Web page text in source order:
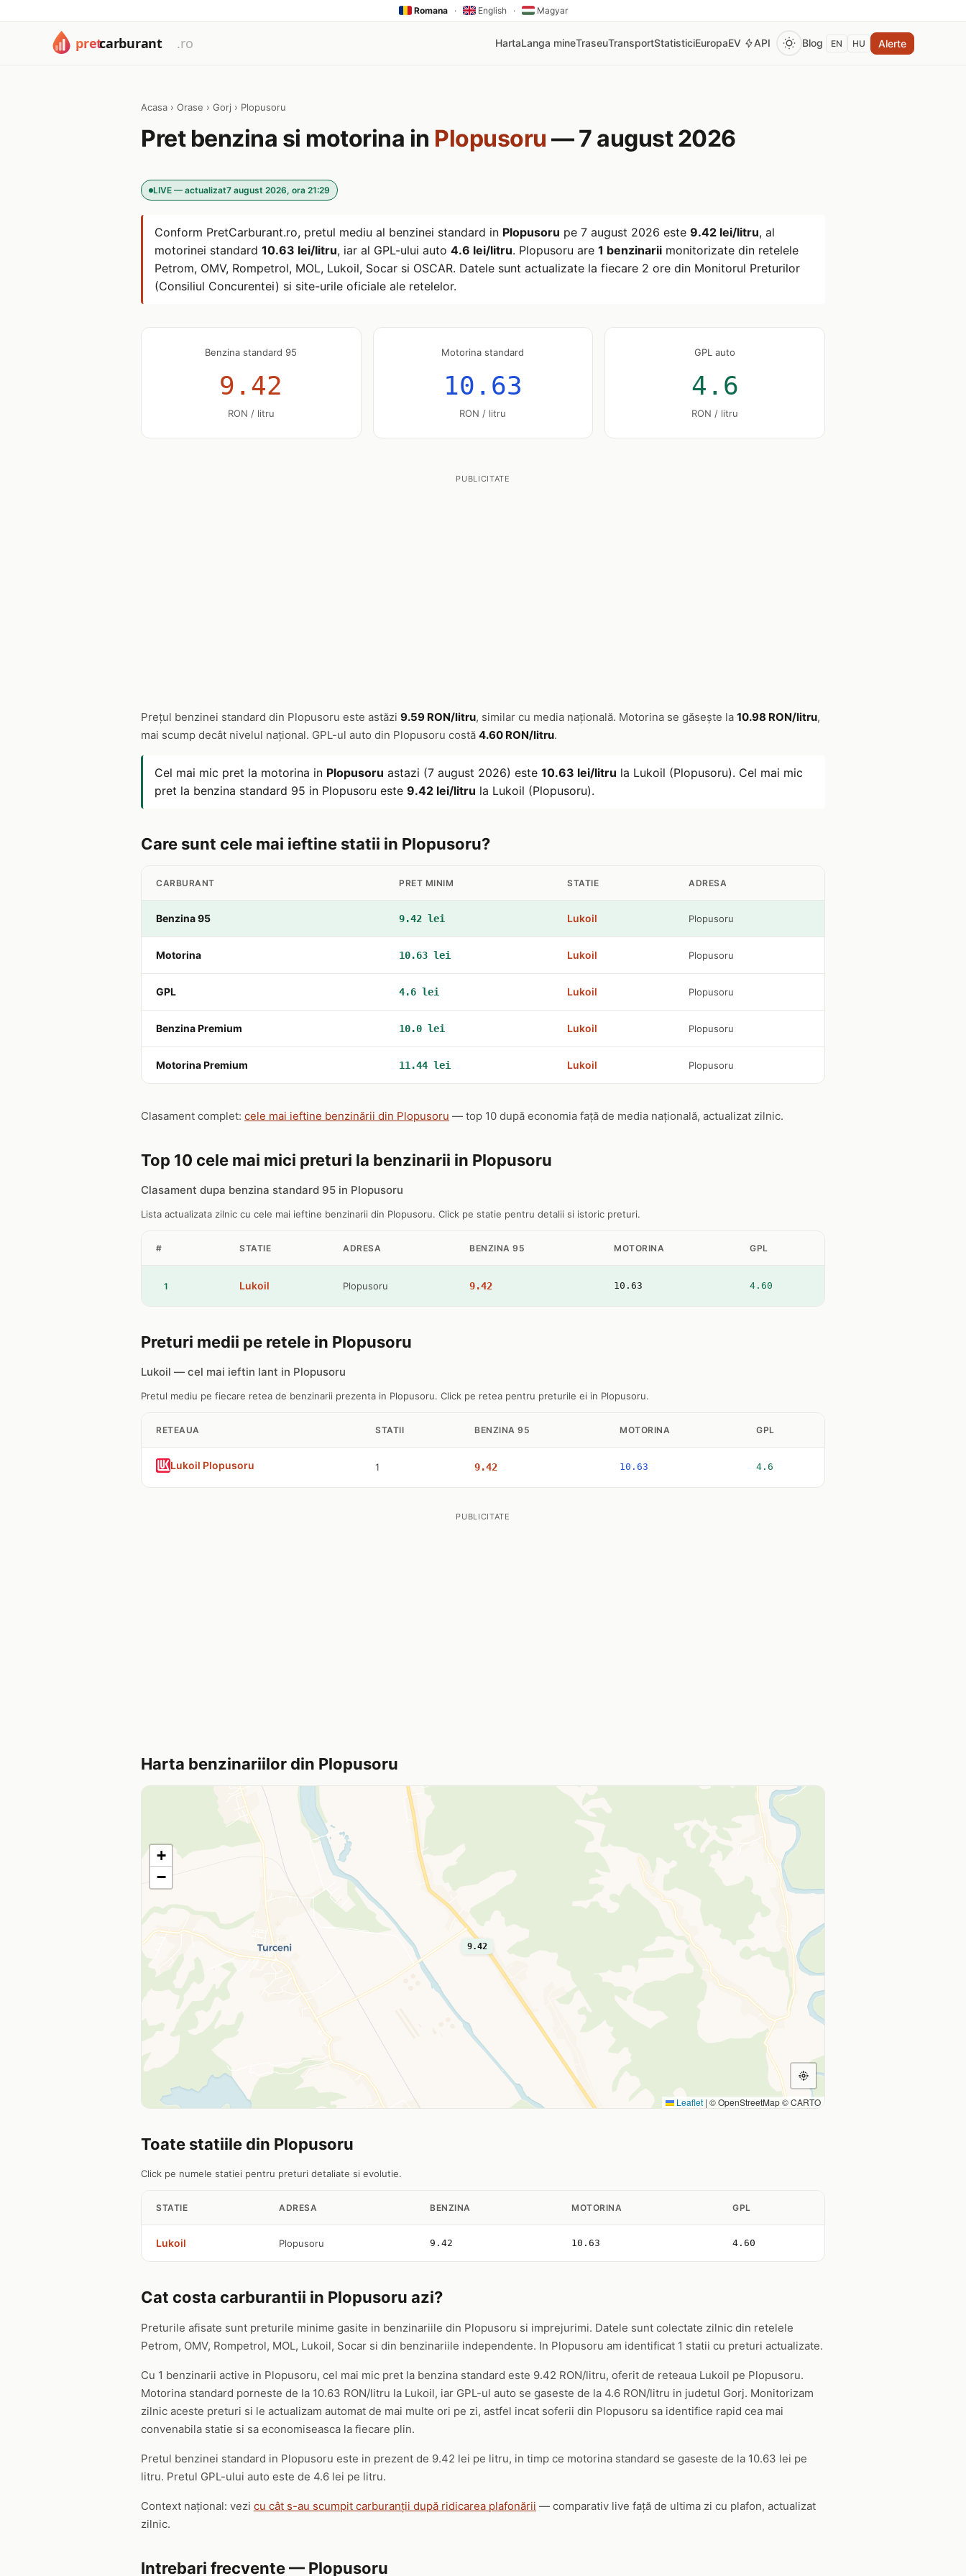
Romana · English · Magyar
HartaLanga mineTraseuTransportStatisticiEuropaEV API Blog EN HU Alerte
Acasa › Orase › Gorj › Plopusoru
Pret benzina si motorina in Plopusoru — 7 august 2026
LIVE — actualizat7 august 2026, ora 21:29
Conform PretCarburant.ro, pretul mediu al benzinei standard in Plopusoru pe 7 august 2026 este 9.42 lei/litru, al
motorinei standard 10.63 lei/litru, iar al GPL-ului auto 4.6 lei/litru. Plopusoru are 1 benzinarii monitorizate din retelele
Petrom, OMV, Rompetrol, MOL, Lukoil, Socar si OSCAR. Datele sunt actualizate la fiecare 2 ore din Monitorul Preturilor
(Consiliul Concurentei) si site-urile oficiale ale retelelor.
Benzina standard 95
9.42
RON / litru
Motorina standard
10.63
RON / litru
GPL auto
4.6
RON / litru
PUBLICITATE
Prețul benzinei standard din Plopusoru este astăzi 9.59 RON/litru, similar cu media națională. Motorina se găsește la 10.98 RON/litru,
mai scump decât nivelul național. GPL-ul auto din Plopusoru costă 4.60 RON/litru.
Cel mai mic pret la motorina in Plopusoru astazi (7 august 2026) este 10.63 lei/litru la Lukoil (Plopusoru). Cel mai mic
pret la benzina standard 95 in Plopusoru este 9.42 lei/litru la Lukoil (Plopusoru).
Care sunt cele mai ieftine statii in Plopusoru?
CARBURANT PRET MINIM STATIE ADRESA
Benzina 95 9.42 lei Lukoil Plopusoru
Motorina 10.63 lei Lukoil Plopusoru
GPL 4.6 lei Lukoil Plopusoru
Benzina Premium 10.0 lei Lukoil Plopusoru
Motorina Premium 11.44 lei Lukoil Plopusoru
Clasament complet: cele mai ieftine benzinării din Plopusoru — top 10 după economia față de media națională, actualizat zilnic.
Top 10 cele mai mici preturi la benzinarii in Plopusoru
Clasament dupa benzina standard 95 in Plopusoru
Lista actualizata zilnic cu cele mai ieftine benzinarii din Plopusoru. Click pe statie pentru detalii si istoric preturi.
# STATIE ADRESA BENZINA 95 MOTORINA GPL
1 Lukoil Plopusoru 9.42 10.63 4.60
Preturi medii pe retele in Plopusoru
Lukoil — cel mai ieftin lant in Plopusoru
Pretul mediu pe fiecare retea de benzinarii prezenta in Plopusoru. Click pe retea pentru preturile ei in Plopusoru.
RETEAUA STATII BENZINA 95 MOTORINA GPL
Lukoil Plopusoru 1 9.42 10.63 4.6
PUBLICITATE
Harta benzinariilor din Plopusoru
9.42
+
−
Leaflet | © OpenStreetMap © CARTO
Toate statiile din Plopusoru
Click pe numele statiei pentru preturi detaliate si evolutie.
STATIE ADRESA BENZINA MOTORINA GPL
Lukoil Plopusoru 9.42 10.63 4.60
Cat costa carburantii in Plopusoru azi?
Preturile afisate sunt preturile minime gasite in benzinariile din Plopusoru si imprejurimi. Datele sunt colectate zilnic din retelele
Petrom, OMV, Rompetrol, MOL, Lukoil, Socar si din benzinariile independente. In Plopusoru am identificat 1 statii cu preturi actualizate.
Cu 1 benzinarii active in Plopusoru, cel mai mic pret la benzina standard este 9.42 RON/litru, oferit de reteaua Lukoil pe Plopusoru.
Motorina standard porneste de la 10.63 RON/litru la Lukoil, iar GPL-ul auto se gaseste de la 4.6 RON/litru in judetul Gorj. Monitorizam
zilnic aceste preturi si le actualizam automat de mai multe ori pe zi, astfel incat soferii din Plopusoru sa identifice rapid cea mai
convenabila statie si sa economiseasca la fiecare plin.
Pretul benzinei standard in Plopusoru este in prezent de 9.42 lei pe litru, in timp ce motorina standard se gaseste de la 10.63 lei pe
litru. Pretul GPL-ului auto este de 4.6 lei pe litru.
Context național: vezi cu cât s-au scumpit carburanții după ridicarea plafonării — comparativ live față de ultima zi cu plafon, actualizat
zilnic.
Intrebari frecvente — Plopusoru